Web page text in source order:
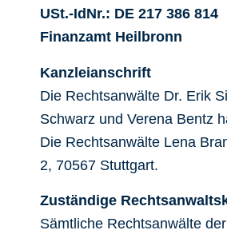
USt.-IdNr.: DE 217 386 814
Finanzamt Heilbronn
Kanzleianschrift
Die Rechtsanwälte Dr. Erik
Schwarz und Verena Bentz
Die Rechtsanwälte Lena
2, 70567 Stuttgart.
Zuständige
Sämtliche Rechtsanwälte